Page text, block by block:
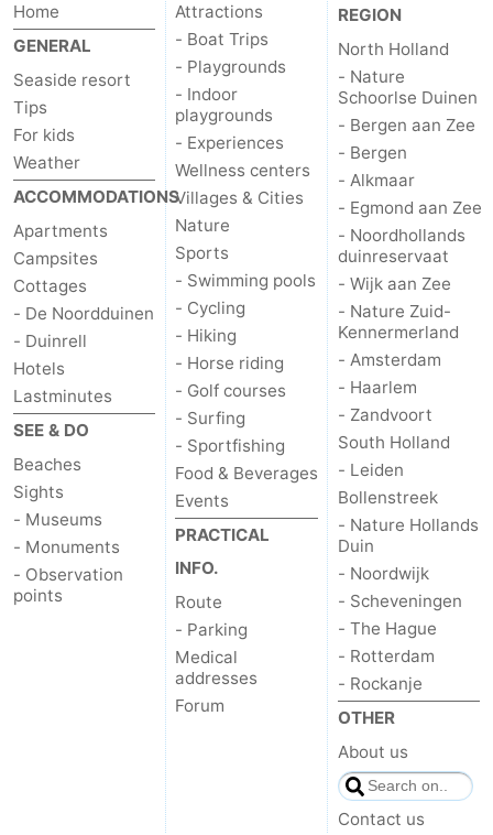
Home
GENERAL
Seaside resort
Tips
For kids
Weather
ACCOMMODATIONS
Apartments
Campsites
Cottages
- De Noordduinen
- Duinrell
Hotels
Lastminutes
SEE & DO
Beaches
Sights
- Museums
- Monuments
- Observation
points
Attractions
- Boat Trips
- Playgrounds
- Indoor
playgrounds
- Experiences
Wellness centers
Villages & Cities
Nature
Sports
- Swimming pools
- Cycling
- Hiking
- Horse riding
- Golf courses
- Surfing
- Sportfishing
Food & Beverages
Events
PRACTICAL
INFO.
Route
- Parking
Medical
addresses
Forum
REGION
North Holland
- Nature
Schoorlse Duinen
- Bergen aan Zee
- Bergen
- Alkmaar
- Egmond aan Zee
- Noordhollands
duinreservaat
- Wijk aan Zee
- Nature Zuid-
Kennermerland
- Amsterdam
- Haarlem
- Zandvoort
South Holland
- Leiden
Bollenstreek
- Nature Hollands
Duin
- Noordwijk
- Scheveningen
- The Hague
- Rotterdam
- Rockanje
OTHER
About us
Contact us